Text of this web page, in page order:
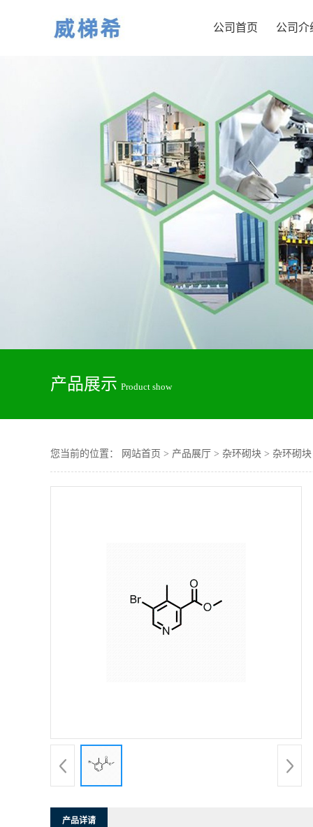
公司首页 公司介
产品展示 Product show
您当前的位置： 网站首页 > 产品展厅 > 杂环砌块 > 杂环砌块
产品详请